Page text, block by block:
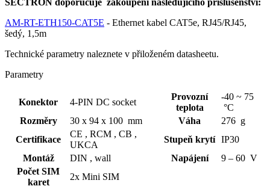
SECTRON doporučuje zakoupení následujícího příslušenství:
AM-RT-ETH150-CAT5E - Ethernet kabel CAT5e, RJ45/RJ45,
šedý, 1,5m
Technické parametry naleznete v přiloženém datasheetu.
Parametry
Konektor 4-PIN DC socket
Provozní
teplota
-40 ~ 75
°C
Rozměry
30 x 94 x 100 mm Váha
276 g
Certifikace
CE , RCM , CB ,
UKCA
Stupeň krytí IP30
Montáž
DIN , wall Napájení
9 – 60 V
Počet SIM
karet
2x Mini SIM